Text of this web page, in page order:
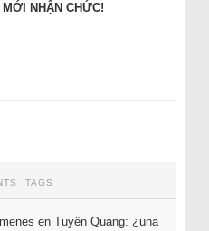
MỚI NHẬN CHỨC!
TAGS
en Tuyên Quang: ¿una